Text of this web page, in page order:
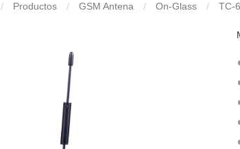
/ Productos / GSM Antena / On-Glass / TC-